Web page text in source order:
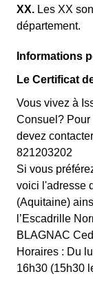
XX. Les XX
département.
Informations
Le Certificat
Vous vivez à
Consuel? Pour
devez
821203202
Si vous
voici l'adresse
(Aquitaine)
l’Escadrille
BLAGNAC
Horaires : Du
16h30 (15h30